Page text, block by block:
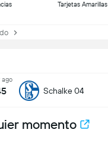
Tarjetas Amarillas
ago
Schalke 04
momento